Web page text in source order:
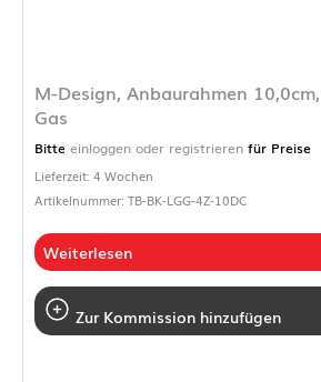
M-Design, Anbaurahmen
Gas
Bitte einloggen oder registrieren für Preise
Lieferzeit: 4 Wochen
Artikelnummer: TB-BK-LGG-4Z-10DC
Weiterlesen
Zur Kommission hinzufügen